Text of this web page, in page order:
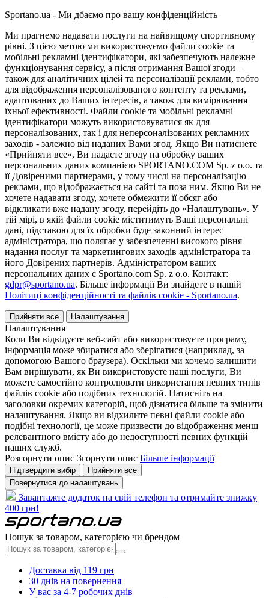
Sportano.ua - Ми дбаємо про вашу конфіденційність
Ми прагнемо надавати послуги на найвищому спортивному
рівні. З цією метою ми використовуємо файли cookie та
мобільні рекламні ідентифікатори, які забезпечують належне
функціонування сервісу, а після отримання Вашої згоди –
також для аналітичних цілей та персоналізації реклами, тобто
для відображення персоналізованого контенту та реклами,
адаптованих до Ваших інтересів, а також для вимірювання
їхньої ефективності. Файли cookie та мобільні рекламні
ідентифікатори можуть використовуватися як для
персоналізованих, так і для неперсоналізованих рекламних
заходів - залежно від наданих Вами згод. Якщо Ви натиснете
«Прийняти все», Ви надасте згоду на обробку ваших
персональних даних компанією SPORTANO.COM Sp. z o.o. та
її Довіреними партнерами, у тому числі на персоналізацію
реклами, що відображається на сайті та поза ним. Якщо Ви не
хочете надавати згоду, хочете обмежити її обсяг або
відкликати вже надану згоду, перейдіть до «Налаштувань». У
тій мірі, в якій файли cookie міститимуть Ваші персональні
дані, підставою для їх обробки буде законний інтерес
адміністратора, що полягає у забезпеченні високого рівня
надання послуг та маркетингових заходів адміністратора та
його Довірених партнерів. Адміністратором ваших
персональних даних є Sportano.com Sp. z o.o. Контакт:
gdpr@sportano.ua. Більше інформації Ви знайдете в нашій
Політиці конфіденційності та файлів cookie - Sportano.ua.
Прийняти все Налаштування
Налаштування
Коли Ви відвідуєте веб-сайт або використовуєте програму,
інформація може збиратися або зберігатися (наприклад, за
допомогою Вашого браузера). Оскільки ми хочемо залишити
Вам вирішувати, як Ви використовуєте наші послуги, Ви
можете самостійно контролювати використання певних типів
файлів cookie або подібних технологій. Натисніть на
заголовки окремих категорій, щоб дізнатися більше та змінити
налаштування. Якщо ви відхилите певні файли cookie або
подібні технології, це може призвести до відображення менш
релевантного вмісту або до недоступності певних функцій
наших служб.
Розгорнути опис Згорнути опис Більше інформації
Підтвердити вибір
Прийняти все
Повернутися до налаштувань
Завантажте додаток на свій телефон та отримайте знижку
400 грн!
Пошук за товаром, категорією чи брендом
Доставка від 119 грн
30 днів на повернення
У вас за 4-7 робочих днів